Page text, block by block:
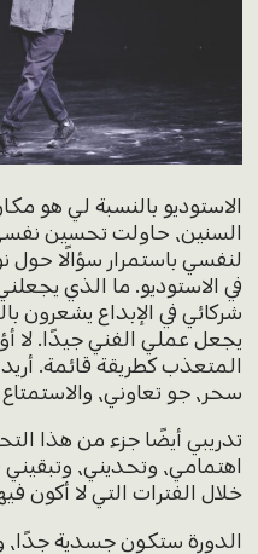
الاستوديو بالنسبة لي هو
السنين، حاولت تحسين
لنفسي باستمرار سؤالًا حول
في الاستوديو. ما الذي
شركائي في الإبداع يشعرون
يجعل عملي الفني جيدًا. لا
المتعذب كطريقة قائمة. أريد
سحر، جو تعاوني، والاستمتاع
تدريبي أيضًا جزء من هذا
اهتمامي، وتحديني،
خلال الفترات التي لا أكون
الدورة ستكون جسدية جدًا،